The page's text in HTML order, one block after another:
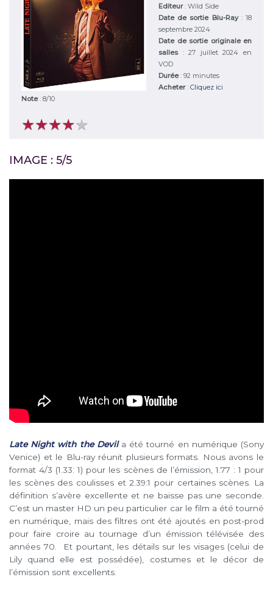
Editeur:Wild Side
Date de sortie Blu-Ray : 18
septembre 2024
Date de sortie originale en
salles : 27 juillet 2024 en
VOD
Durée:92 minutes
Acheter:Cliquez ici
Note: 8/10
★★★★★
★★★★★
IMAGE : 5/5
Late Night with the Devila été tourné en numérique (Sony
Venice) et le Blu-ray réunit plusieurs formats. Nous avons le
format 4/3 (1.33: 1) pour les scènes de l’émission, 1.77 : 1 pour
les scènes des coulisses et 2.39:1 pour certaines scènes. La
définition s’avère excellente et ne baisse pas une seconde.
C’est un master HD un peu particulier car le film a été tourné
en numérique, mais des filtres ont été ajoutés en post-prod
pour faire croire au tournage d’un émission télévisée des
années 70. Et pourtant, les détails sur les visages (celui de
Lily quand elle est possédée), costumes et le décor de
l’émission sont excellents.